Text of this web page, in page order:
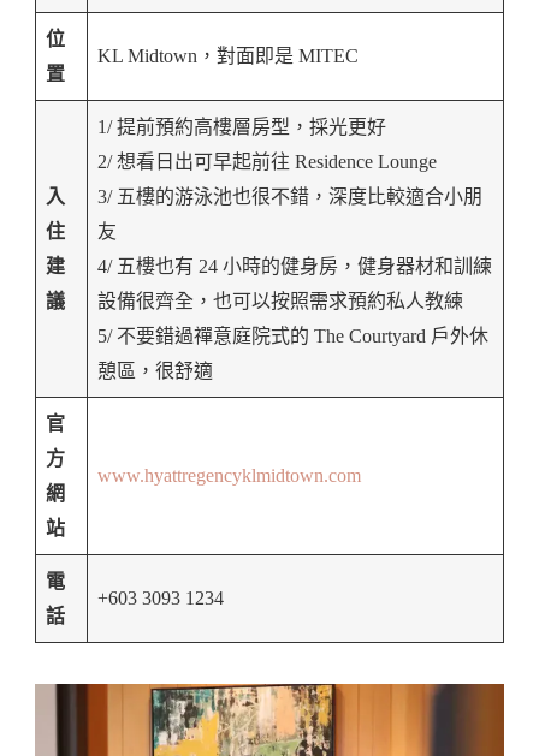
位
置
KL Midtown，對面即是 MITEC
入
住
建
議
1/ 提前預約高樓層房型，採光更好
2/ 想看日出可早起前往 Residence Lounge
3/ 五樓的游泳池也很不錯，深度比較適合小朋
友
4/ 五樓也有 24 小時的健身房，健身器材和訓練
設備很齊全，也可以按照需求預約私人教練
5/ 不要錯過禪意庭院式的 The Courtyard 戶外休
憩區，很舒適
官
方
網
站
www.hyattregencyklmidtown.com
電
話
+603 3093 1234